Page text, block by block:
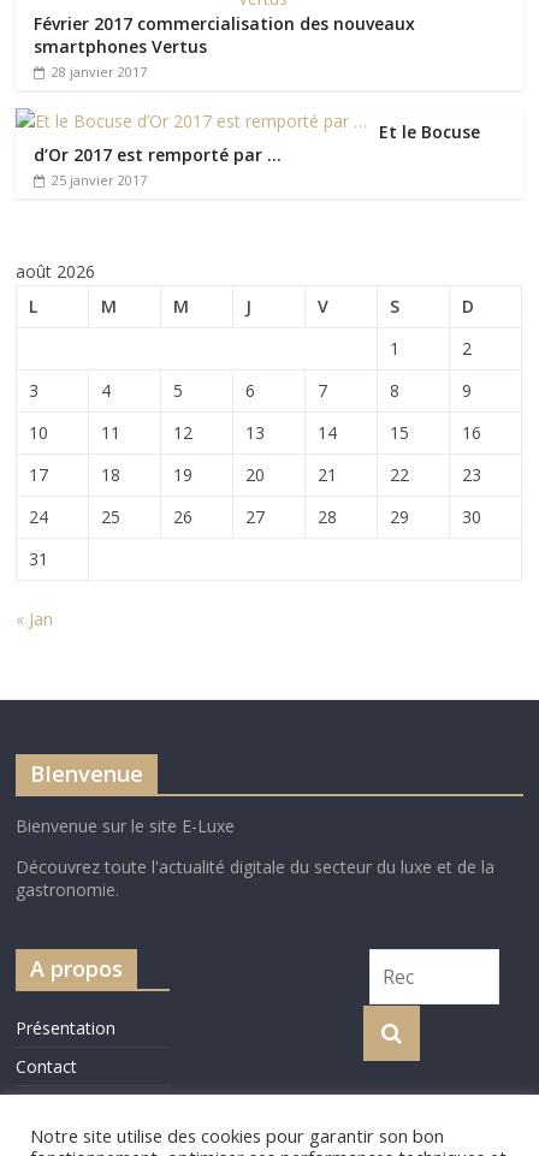
Février 2017 commercialisation des nouveaux
smartphones Vertus
28 janvier 2017
Et le Bocuse
d’Or 2017 est remporté par …
25 janvier 2017
août 2026
L
M M J V S
D
1
2
3
4 5 6 7 8
9
10
11 12 13 14 15
16
17
18 19 20 21 22
23
24
25 26 27 28 29
30
31
« Jan
BIenvenue
Bienvenue sur le site E-Luxe
Découvrez toute l'actualité digitale du secteur du luxe et de la
gastronomie.
A propos
Présentation
Contact
Notre site utilise des cookies pour garantir son bon